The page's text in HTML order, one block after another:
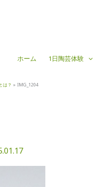
ホーム 1日陶芸体験
は？ IMG_1204